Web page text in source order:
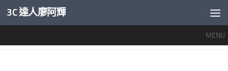
內文下方
3C 達人廖阿輝
MENU